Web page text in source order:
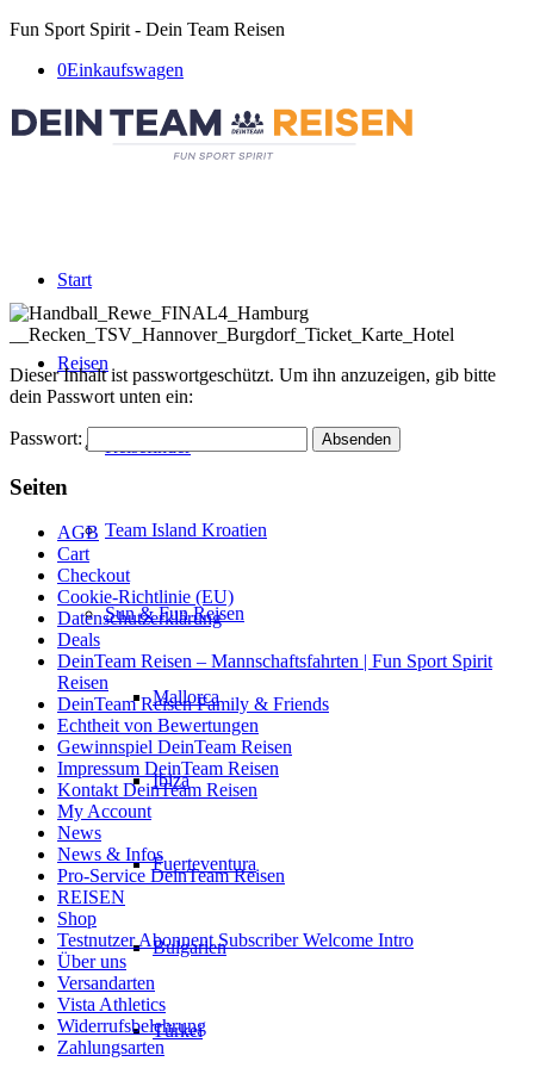
Fun Sport Spirit - Dein Team Reisen
0Einkaufswagen
Start
Reisen
Reisefinder
Team Island Kroatien
Sun & Fun Reisen
Mallorca
Ibiza
Fuerteventura
Bulgarien
Türkei
Dieser Inhalt ist passwortgeschützt. Um ihn anzuzeigen, gib bitte
dein Passwort unten ein:
Passwort:
Seiten
AGB
Cart
Checkout
Cookie-Richtlinie (EU)
Datenschutzerklärung
Deals
DeinTeam Reisen – Mannschaftsfahrten | Fun Sport Spirit
Reisen
DeinTeam Reisen Family & Friends
Echtheit von Bewertungen
Gewinnspiel DeinTeam Reisen
Impressum DeinTeam Reisen
Kontakt DeinTeam Reisen
My Account
News
News & Infos
Pro-Service DeinTeam Reisen
REISEN
Shop
Testnutzer Abonnent Subscriber Welcome Intro
Über uns
Versandarten
Vista Athletics
Widerrufsbelehrung
Zahlungsarten